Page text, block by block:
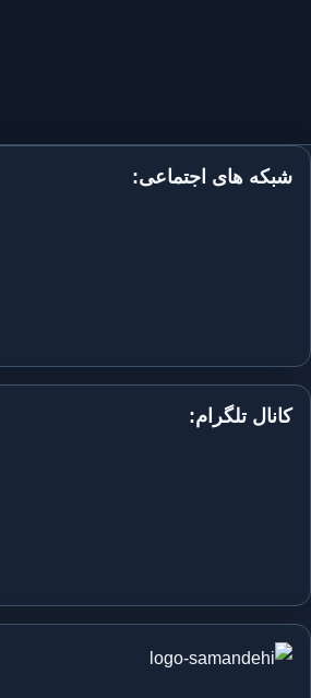
شبکه های اجتماعی:
کانال تلگرام: